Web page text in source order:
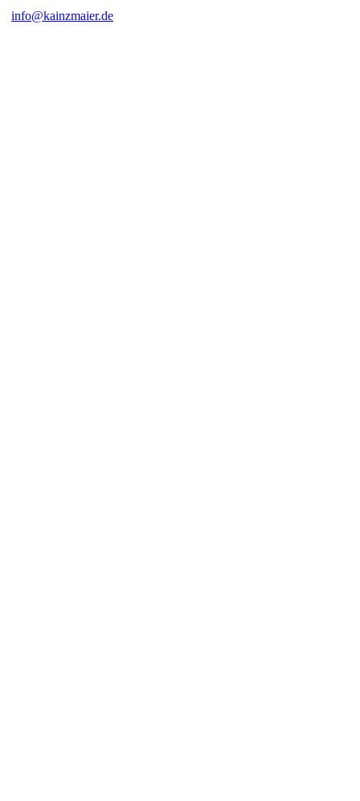
info@kainzmaier.de